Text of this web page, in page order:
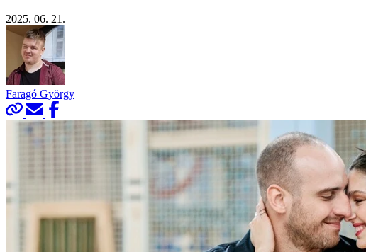
2025. 06. 21.
Faragó György